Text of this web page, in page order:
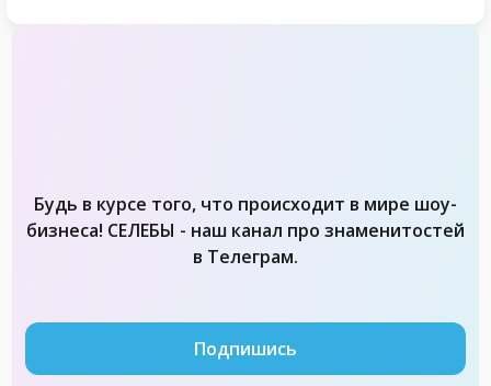
Будь в курсе того, что происходит в мире шоу-
бизнеса! СЕЛЕБЫ - наш канал про знаменитостей
в Телеграм.
Подпишись